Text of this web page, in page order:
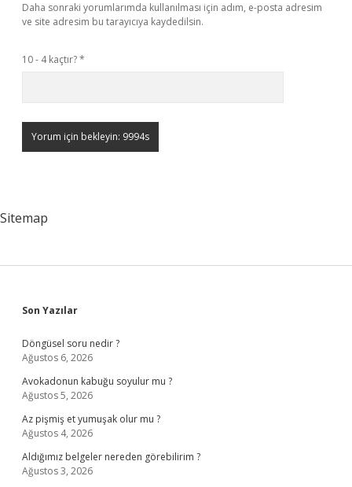
Daha sonraki yorumlarımda kullanılması için adım, e-posta adresim
ve site adresim bu tarayıcıya kaydedilsin.
10 - 4 kaçtır?*
Sitemap
Sidebar
Son Yazılar
Döngüsel soru nedir ?
Ağustos 6, 2026
Avokadonun kabuğu soyulur mu ?
Ağustos 5, 2026
Az pişmiş et yumuşak olur mu ?
Ağustos 4, 2026
Aldığımız belgeler nereden görebilirim ?
Ağustos 3, 2026